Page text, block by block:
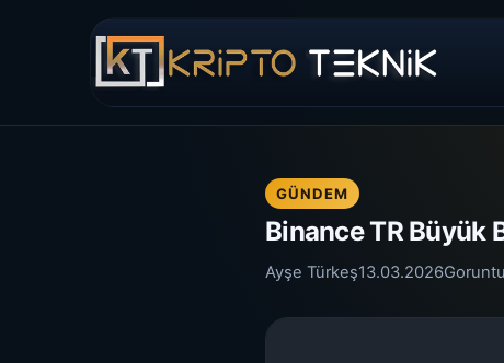
GÜNDEM
Binance TR Büyük
Ayşe Türkeş13.03.2026